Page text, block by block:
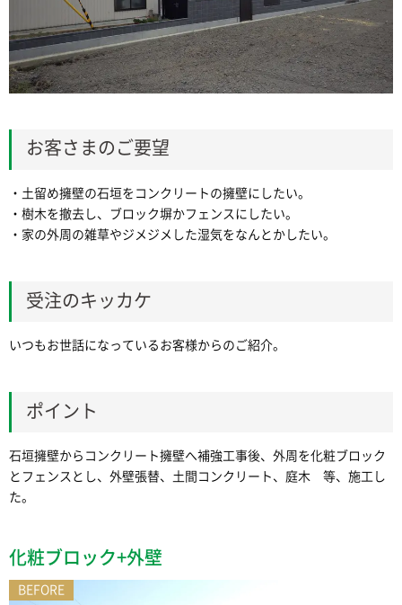
お客さまのご要望
・土留め擁壁の石垣をコンクリートの擁壁にしたい。
・樹木を撤去し、ブロック塀かフェンスにしたい。
・家の外周の雑草やジメジメした湿気をなんとかしたい。
受注のキッカケ
いつもお世話になっているお客様からのご紹介。
ポイント
石垣擁壁からコンクリート擁壁へ補強工事後、外周を化粧ブロック
とフェンスとし、外壁張替、土間コンクリート、庭木 等、施工し
た。
化粧ブロック+外壁
BEFORE